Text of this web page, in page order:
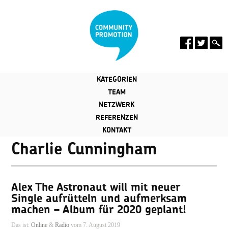
KATEGORIEN
TEAM
NETZWERK
REFERENZEN
KONTAKT
Charlie Cunningham
Alex The Astronaut will mit neuer
Single aufrütteln und aufmerksam
machen – Album für 2020 geplant!
Das ist: Online& Radiovom 7. August 2019